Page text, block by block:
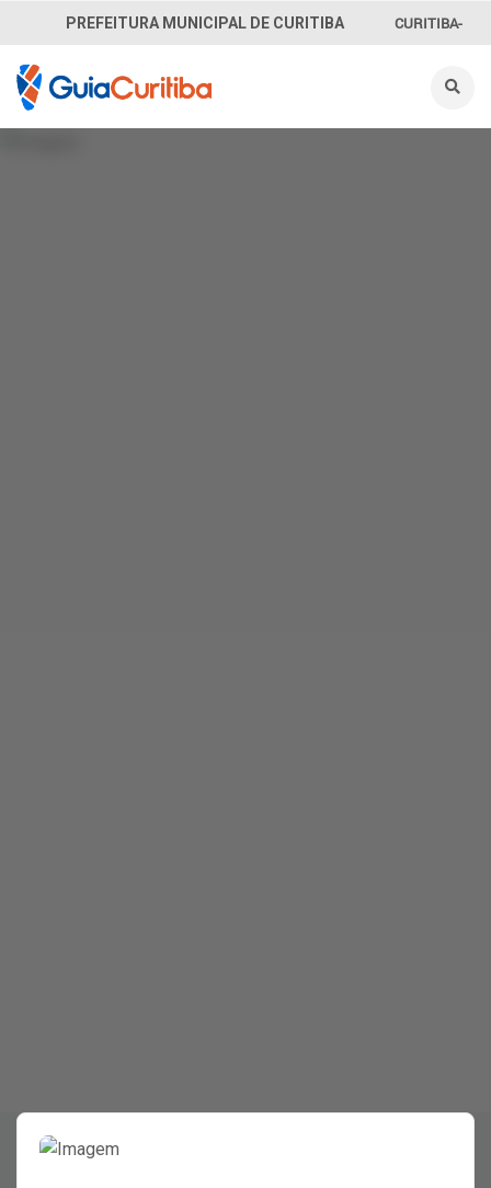
PREFEITURA MUNICIPAL DE CURITIBA CURITIBA-